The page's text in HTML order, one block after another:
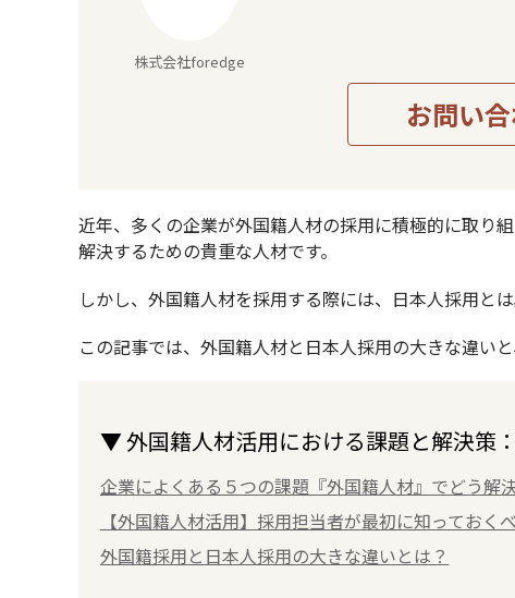
株式会社foredge
お問い
近年、多くの企業が外国籍人材の採用に積極的に取り
解決するための貴重な人材です。
しかし、外国籍人材を採用する際には、日本人採用と
この記事では、外国籍人材と日本人採用の大きな違い
▼ 外国籍人材活用における課題と解決策
企業によくある５つの課題『外国籍人材』でどう解
【外国籍人材活用】採用担当者が最初に知っておく
外国籍採用と日本人採用の大きな違いとは？